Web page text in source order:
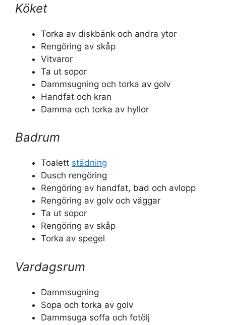
Köket
Torka av diskbänk och andra ytor
Rengöring av skåp
Vitvaror
Ta ut sopor
Dammsugning och torka av golv
Handfat och kran
Damma och torka av hyllor
Badrum
Toalett städning
Dusch rengöring
Rengöring av handfat, bad och avlopp
Rengöring av golv och väggar
Ta ut sopor
Rengöring av skåp
Torka av spegel
Vardagsrum
Dammsugning
Sopa och torka av golv
Dammsuga soffa och fotölj